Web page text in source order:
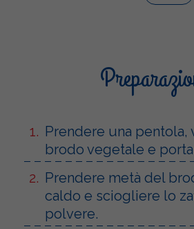
Prendere una pentola,
brodo vegetale e
Prendere metà del
caldo e sciogliere lo
polvere.